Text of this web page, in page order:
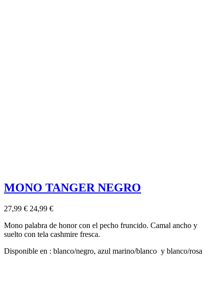
MONO TANGER NEGRO
27,99 € 24,99 €
Mono palabra de honor con el pecho fruncido. Camal ancho y
suelto con tela cashmire fresca.
Disponible en : blanco/negro, azul marino/blanco y blanco/rosa